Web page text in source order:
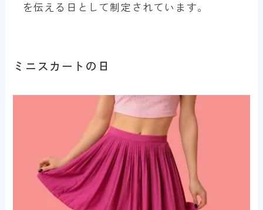
を伝える日として制定されています。
ミニスカートの日